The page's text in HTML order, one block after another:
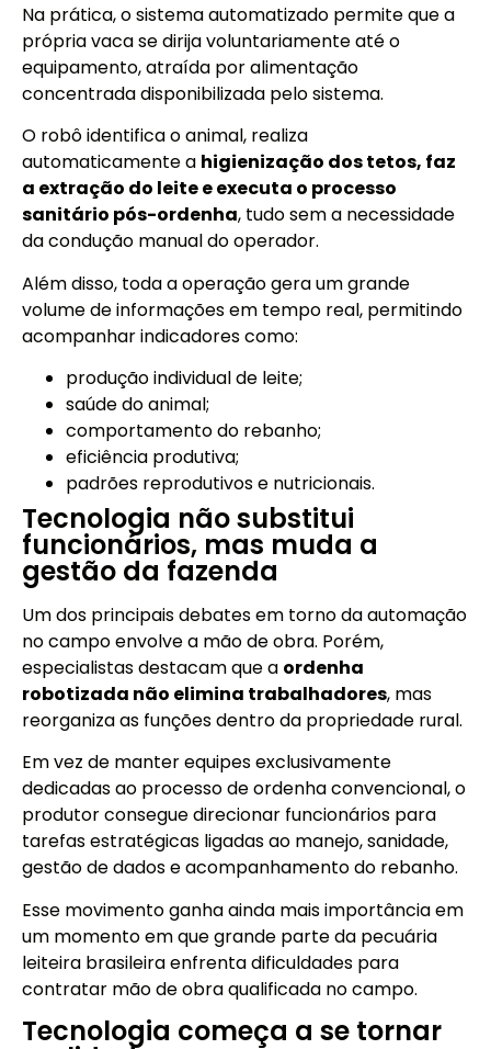
Na prática, o sistema automatizado permite que a
própria vaca se dirija voluntariamente até o
equipamento, atraída por alimentação
concentrada disponibilizada pelo sistema.
O robô identifica o animal, realiza
automaticamente a higienização dos tetos, faz
a extração do leite e executa o processo
sanitário pós-ordenha, tudo sem a necessidade
da condução manual do operador.
Além disso, toda a operação gera um grande
volume de informações em tempo real, permitindo
acompanhar indicadores como:
produção individual de leite;
saúde do animal;
comportamento do rebanho;
eficiência produtiva;
padrões reprodutivos e nutricionais.
Tecnologia não substitui
funcionários, mas muda a
gestão da fazenda
Um dos principais debates em torno da automação
no campo envolve a mão de obra. Porém,
especialistas destacam que a ordenha
robotizada não elimina trabalhadores, mas
reorganiza as funções dentro da propriedade rural.
Em vez de manter equipes exclusivamente
dedicadas ao processo de ordenha convencional, o
produtor consegue direcionar funcionários para
tarefas estratégicas ligadas ao manejo, sanidade,
gestão de dados e acompanhamento do rebanho.
Esse movimento ganha ainda mais importância em
um momento em que grande parte da pecuária
leiteira brasileira enfrenta dificuldades para
contratar mão de obra qualificada no campo.
Tecnologia começa a se tornar